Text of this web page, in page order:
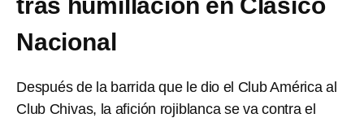
Nacional
Después de la barrida que le dio el Club América al
Club Chivas, la afición rojiblanca se va contra el